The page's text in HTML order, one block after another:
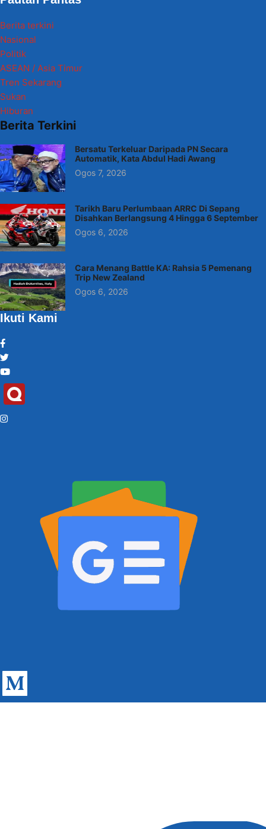
Berita terkini
Nasional
Politik
ASEAN / Asia Timur
Tren Sekarang
Sukan
Hiburan
Berita Terkini
Bersatu Terkeluar Daripada PN Secara
Automatik, Kata Abdul Hadi Awang
Ogos 7, 2026
Tarikh Baru Perlumbaan ARRC Di Sepang
Disahkan Berlangsung 4 Hingga 6 September
Ogos 6, 2026
Cara Menang Battle KA: Rahsia 5 Pemenang
Trip New Zealand
Ogos 6, 2026
Ikuti Kami